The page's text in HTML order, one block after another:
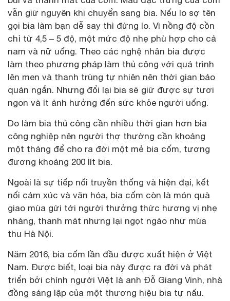
vẫn giữ nguyên khi chuyển sang bia. Nếu lo sợ tên
gọi bia làm bạn dễ say thì đừng lo. Vì nồng độ cồn
chỉ từ 4,5 – 5 độ, một mức độ nhẹ phù hợp cho cả
nam và nữ uống. Theo các nghệ nhân bia được
làm theo phương pháp làm thủ công với quá trình
lên men và thanh trùng tự nhiên nên thời gian bảo
quản ngắn. Nhưng đổi lại bia sẽ giữ được sự tươi
ngon và ít ảnh hưởng đến sức khỏe người uống.
Do làm bia thủ công cần nhiều thời gian hơn bia
công nghiệp nên người thợ thường cần khoảng
một tháng để cho ra đời một mẻ bia cốm, tương
đương khoảng 200 lít bia.
Ngoài là sự tiếp nối truyền thống và hiện đại, kết
nối cảm xúc và văn hóa, bia cốm còn là món quà
giao mùa gửi tới người thưởng thức hương vị nhẹ
nhàng, thanh mát nhưng lại ngọt ngào như mùa
thu Hà Nội.
Năm 2016, bia cốm lần đầu được xuất hiện ở Việt
Nam. Được biết, loại bia này được ra đời và phát
triển bởi chính người Việt là anh Đỗ Giang Vinh, nhà
đồng sáng lập của một thương hiệu bia tự nấu.